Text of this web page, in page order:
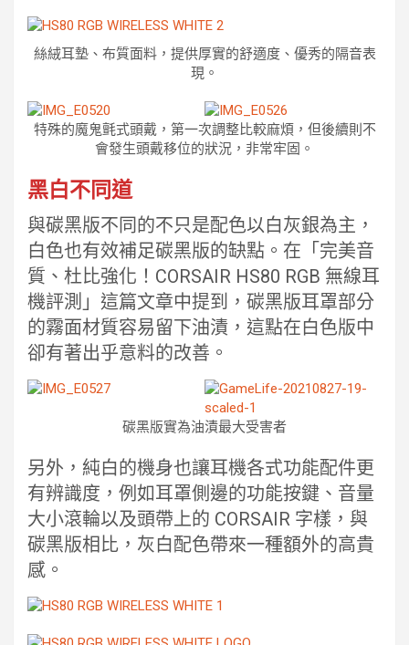
絲絨耳墊、布質面料，提供厚實的舒適度、優秀的隔音表
現。
特殊的魔鬼氈式頭戴，第一次調整比較麻煩，但後續則不
會發生頭戴移位的狀況，非常牢固。
黑白不同道
與碳黑版不同的不只是配色以白灰銀為主，
白色也有效補足碳黑版的缺點。在「完美音
質、杜比強化！CORSAIR HS80 RGB 無線耳
機評測」這篇文章中提到，碳黑版耳罩部分
的霧面材質容易留下油漬，這點在白色版中
卻有著出乎意料的改善。
碳黑版實為油漬最大受害者
另外，純白的機身也讓耳機各式功能配件更
有辨識度，例如耳罩側邊的功能按鍵、音量
大小滾輪以及頭帶上的 CORSAIR 字樣，與
碳黑版相比，灰白配色帶來一種額外的高貴
感。